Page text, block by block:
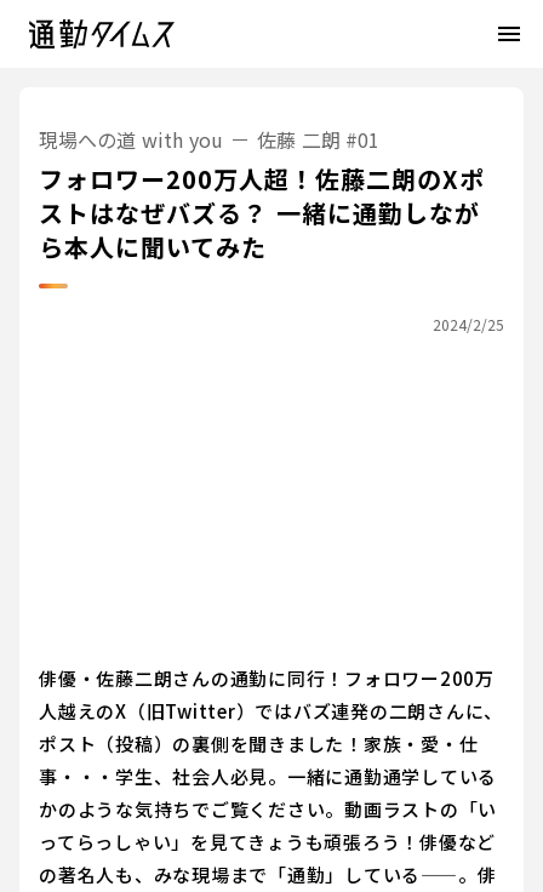
menu
現場への道 with you 佐藤 二朗 #01
フォロワー200万人超！佐藤二朗のXポ
ストはなぜバズる？ 一緒に通勤しなが
ら本人に聞いてみた
2024/2/25
俳優・佐藤二朗さんの通勤に同行！フォロワー200万
人越えのX（旧Twitter）ではバズ連発の二朗さんに、
ポスト（投稿）の裏側を聞きました！家族・愛・仕
事・・・学生、社会人必見。一緒に通勤通学している
かのような気持ちでご覧ください。動画ラストの「い
ってらっしゃい」を見てきょうも頑張ろう！俳優など
の著名人も、みな現場まで「通勤」している——。俳